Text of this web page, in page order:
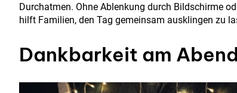
Durchatmen. Ohne Ablenkung durch Bildschirme
hilft Familien, den Tag gemeinsam ausklingen zu
Dankbarkeit am